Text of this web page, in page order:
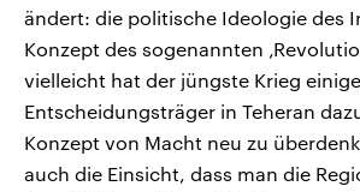
ändert: die politische Ideologie des
Konzept des sogenannten
vielleicht hat der jüngste Krieg einige
Entscheidungsträger in Teheran
Konzept von Macht neu zu
auch die Einsicht, dass man die